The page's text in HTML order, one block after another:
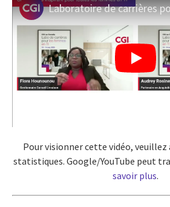
Pour visionner cette vidéo,
statistiques. Google/YouTube peut
savoir plus.